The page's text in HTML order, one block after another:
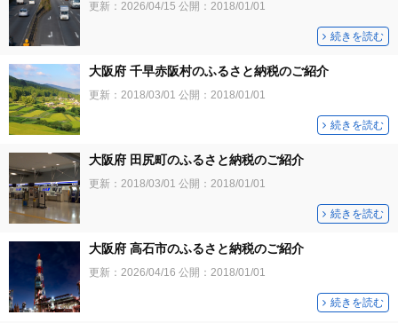
更新： 2026/04/15 公開： 2018/01/01
続きを読む
大阪府 千早赤阪村のふるさと納税のご紹介
更新： 2018/03/01 公開： 2018/01/01
続きを読む
大阪府 田尻町のふるさと納税のご紹介
更新： 2018/03/01 公開： 2018/01/01
続きを読む
大阪府 高石市のふるさと納税のご紹介
更新： 2026/04/16 公開： 2018/01/01
続きを読む